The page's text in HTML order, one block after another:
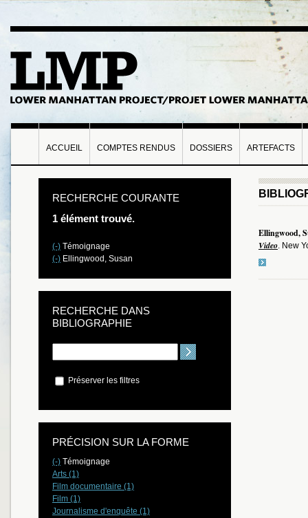
ACCUEIL COMPTES RENDUS DOSSIERS ARTEFACTS
Ellingwood,
Video. New
RECHERCHE COURANTE
1 élément trouvé.
(-) Témoignage
(-) Ellingwood, Susan
RECHERCHE DANS
BIBLIOGRAPHIE
Préserver les filtres
PRÉCISION SUR LA FORME
(-) Témoignage
Arts (1)
Film documentaire (1)
Film (1)
Journalisme d'enquête (1)